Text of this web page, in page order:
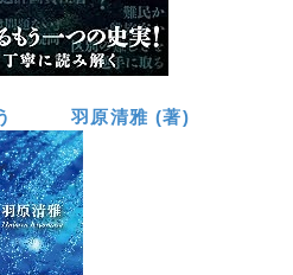
追う 羽原清雅 (著)